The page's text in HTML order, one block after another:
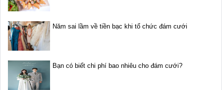
Năm sai lầm về tiền bạc khi tổ chức đám cưới
Bạn có biết chi phí bao nhiêu cho đám cưới?